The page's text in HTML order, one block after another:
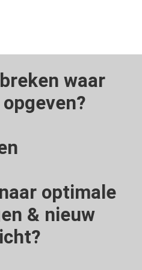
waar
optimale
& nieuw